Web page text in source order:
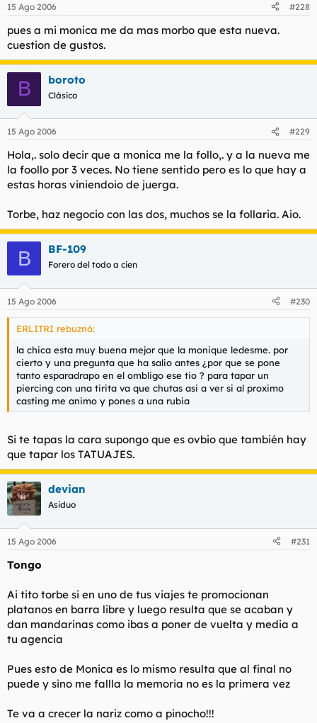
15 Ago 2006 #228
pues a mi monica me da mas morbo que esta nueva.
cuestion de gustos.
B boroto
Clásico
15 Ago 2006 #229
Hola,. solo decir que a monica me la follo,. y a la nueva me
la foollo por 3 veces. No tiene sentido pero es lo que hay a
estas horas viniendoio de juerga.
Torbe, haz negocio con las dos, muchos se la follaria. Aio.
B BF-109
Forero del todo a cien
15 Ago 2006 #230
ERLITRI rebuznó:
la chica esta muy buena mejor que la monique ledesme. por
cierto y una pregunta que ha salio antes ¿por que se pone
tanto esparadrapo en el ombligo ese tio ? para tapar un
piercing con una tirita va que chutas asi a ver si al proximo
casting me animo y pones a una rubia
Si te tapas la cara supongo que es ovbio que también hay
que tapar los TATUAJES.
devian
Asiduo
15 Ago 2006 #231
Tongo
Ai tito torbe si en uno de tus viajes te promocionan
platanos en barra libre y luego resulta que se acaban y
dan mandarinas como ibas a poner de vuelta y media a
tu agencia
Pues esto de Monica es lo mismo resulta que al final no
puede y sino me fallla la memoria no es la primera vez
Te va a crecer la nariz como a pinocho!!!